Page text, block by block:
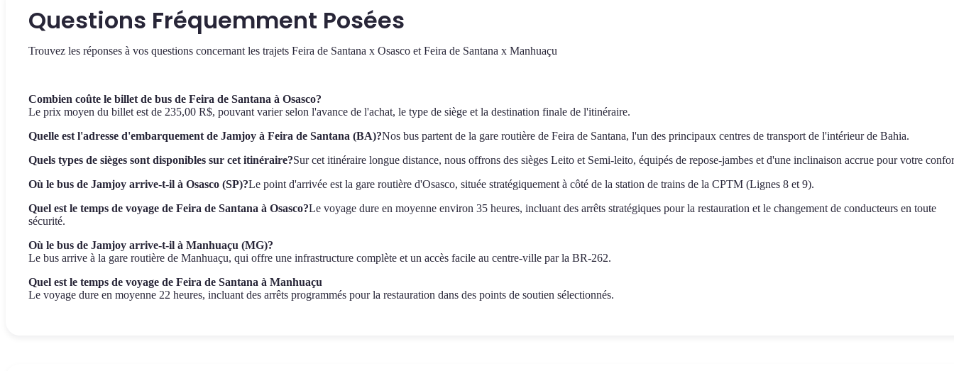
Questions Fréquemment Posées
Trouvez les réponses à vos questions concernant les trajets Feira de Santana x Osasco et Feira de Santana x Manhuaçu
Combien coûte le billet de bus de Feira de Santana à Osasco?
Le prix moyen du billet est de 235,00 R$, pouvant varier selon l'avance de l'achat, le type de siège et la destination finale de l'itinéraire.
Quelle est l'adresse d'embarquement de Jamjoy à Feira de Santana (BA)?Nos bus partent de la gare routière de Feira de Santana, l'un des principaux centres de transport de l'intérieur de Bahia.
Quels types de sièges sont disponibles sur cet itinéraire?Sur cet itinéraire longue distance, nous offrons des sièges Leito et Semi-leito, équipés de repose-jambes et d'une inclinaison accrue pour votre
Où le bus de Jamjoy arrive-t-il à Osasco (SP)?Le point d'arrivée est la gare routière d'Osasco, située stratégiquement à côté de la station de trains de la CPTM (Lignes 8 et 9).
Quel est le temps de voyage de Feira de Santana à Osasco?Le voyage dure en moyenne environ 35 heures, incluant des arrêts stratégiques pour la restauration et le changement de conducteurs en toute
sécurité.
Où le bus de Jamjoy arrive-t-il à Manhuaçu (MG)?
Le bus arrive à la gare routière de Manhuaçu, qui offre une infrastructure complète et un accès facile au centre-ville par la BR-262.
Quel est le temps de voyage de Feira de Santana à Manhuaçu
Le voyage dure en moyenne 22 heures, incluant des arrêts programmés pour la restauration dans des points de soutien sélectionnés.